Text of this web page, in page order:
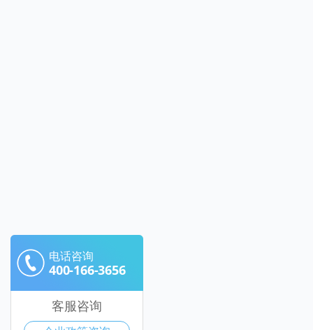
电话咨询
400-166-3656
客服咨询